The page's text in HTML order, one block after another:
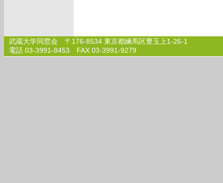
武蔵大学同窓会 〒176-8534 東京都練馬区豊玉上1-26-1
電話 03-3991-8453 FAX 03-3991-9279